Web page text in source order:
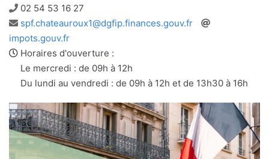
Téléphone
02 54 53 16 27
Adresse
e-
mail
spf.chateauroux1@dgfip.finances.gouv.fr
impots.gouv.fr
Horaires d'ouverture :
Le mercredi : de 09h à 12h
Du lundi au vendredi : de 09h à 12h et de 13h30 à 16h